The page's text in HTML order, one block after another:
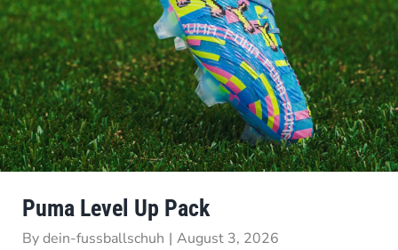
Puma Level Up Pack
Bydein-fussballschuh | August 3, 2026